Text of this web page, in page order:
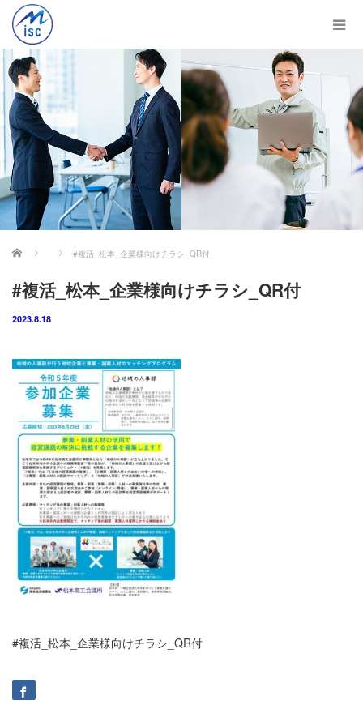
ホーム #複活_松本_企業様向けチラシ_QR付
#複活_松本_企業様向けチラシ_QR付
2023.8.18
#複活_松本_企業様向けチラシ_QR付